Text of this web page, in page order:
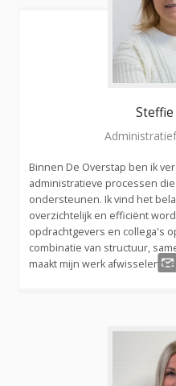
Steffie
Binnen De Overstap ben ik
administratieve processen
ondersteunen. Ik vind het
overzichtelijk en efficiënt
opdrachtgevers en collega's
combinatie van structuur,
maakt mijn werk afwisselend